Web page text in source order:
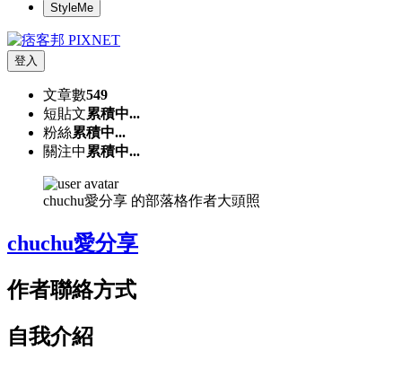
StyleMe
登入
文章數549
短貼文累積中...
粉絲累積中...
關注中 累積中...
chuchu愛分享 的部落格作者大頭照
chuchu愛分享
作者聯絡方式
自我介紹